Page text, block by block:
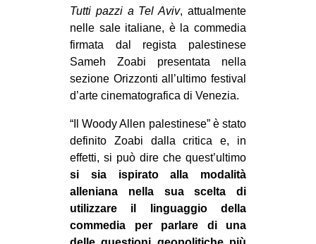
MOBILITAZIONI
SPAZI
SPORT POPOLARE
MOVIMENTI
AMBIENTE
ANTIFASCISMO
DIRITTO ALL’ABITARE
GENERI
MIGRAZIONI
PRECARIATO
Tutti pazzi a Tel Aviv, attualmente
nelle sale italiane, è la commedia
firmata dal regista palestinese
Sameh Zoabi presentata nella
sezione Orizzonti all’ultimo festival
d’arte cinematografica di Venezia.
“Il Woody Allen palestinese” è stato
definito Zoabi dalla critica e, in
effetti, si può dire che quest’ultimo
si sia ispirato alla modalità
alleniana nella sua scelta di
utilizzare il linguaggio della
commedia per parlare di una